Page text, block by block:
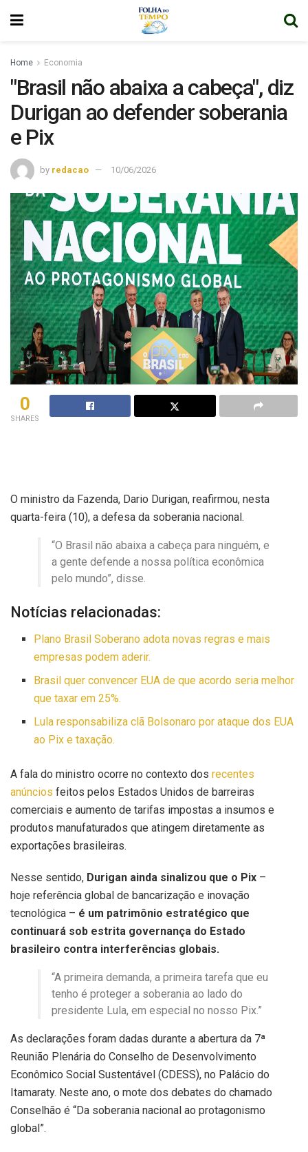
Home Economia
"Brasil não abaixa a cabeça", diz
Durigan ao defender soberania
e Pix
by redacao 10/06/2026
0
SHARES
O ministro da Fazenda, Dario Durigan, reafirmou, nesta
quarta-feira (10), a defesa da soberania nacional.
“O Brasil não abaixa a cabeça para ninguém, e
a gente defende a nossa política econômica
pelo mundo”, disse.
Notícias relacionadas:
Plano Brasil Soberano adota novas regras e mais
empresas podem aderir.
Brasil quer convencer EUA de que acordo seria melhor
que taxar em 25%.
Lula responsabiliza clã Bolsonaro por ataque dos EUA
ao Pix e taxação.
A fala do ministro ocorre no contexto dos recentes
anúncios feitos pelos Estados Unidos de barreiras
comerciais e aumento de tarifas impostas a insumos e
produtos manufaturados que atingem diretamente as
exportações brasileiras.
Nesse sentido, Durigan ainda sinalizou que o Pix –
hoje referência global de bancarização e inovação
tecnológica – é um patrimônio estratégico que
continuará sob estrita governança do Estado
brasileiro contra interferências globais.
“A primeira demanda, a primeira tarefa que eu
tenho é proteger a soberania ao lado do
presidente Lula, em especial no nosso Pix.”
As declarações foram dadas durante a abertura da 7ª
Reunião Plenária do Conselho de Desenvolvimento
Econômico Social Sustentável (CDESS), no Palácio do
Itamaraty. Neste ano, o mote dos debates do chamado
Conselhão é “Da soberania nacional ao protagonismo
global”.